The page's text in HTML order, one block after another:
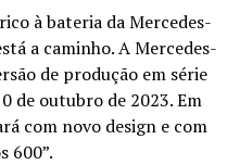
à bateria da Mercedes-
a caminho. A Mercedes-
de produção em série
de outubro de 2023. Em
com novo design e com
600”.